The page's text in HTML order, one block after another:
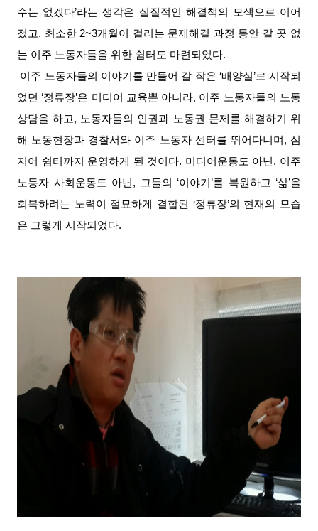
수는 없겠다’라는 생각은 실질적인 해결책의 모색으로 이어
졌고, 최소한 2~3개월이 걸리는 문제해결 과정 동안 갈 곳 없
는 이주 노동자들을 위한 쉼터도 마련되었다.
이주 노동자들의 이야기를 만들어 갈 작은 ‘배양실’로 시작되
었던 ‘정류장’은 미디어 교육뿐 아니라, 이주 노동자들의 노동
상담을 하고, 노동자들의 인권과 노동권 문제를 해결하기 위
해 노동현장과 경찰서와 이주 노동자 센터를 뛰어다니며, 심
지어 쉼터까지 운영하게 된 것이다. 미디어운동도 아닌, 이주
노동자 사회운동도 아닌, 그들의 ‘이야기’를 복원하고 ‘삶’을
회복하려는 노력이 절묘하게 결합된 ‘정류장’의 현재의 모습
은 그렇게 시작되었다.